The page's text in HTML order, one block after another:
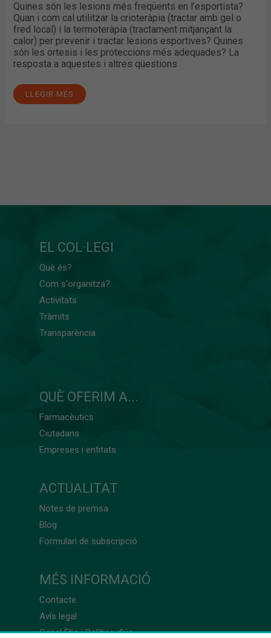
Quines són les lesions més freqüents en l’esportista?
Quan i com cal utilitzar la crioteràpia (tractar amb gel o
fred local) i la termoteràpia (tractament mitjançant la
calor) per prevenir i tractar lesions esportives? Quines
són les ortesis i les proteccions més adequades? La
resposta a aquestes i altres qüestions
LLEGIR MÉS
EL COL·LEGI
Què és?
Com s'organitza?
Activitats
Tràmits
Transparència
QUÈ OFERIM A...
Farmacèutics
Ciutadans
Empreses i entitats
ACTUALITAT
Notes de premsa
Blog
Formulari de subscripció
MÉS INFORMACIÓ
Contacte
Avís legal
Canal Ètic i Política d’ús